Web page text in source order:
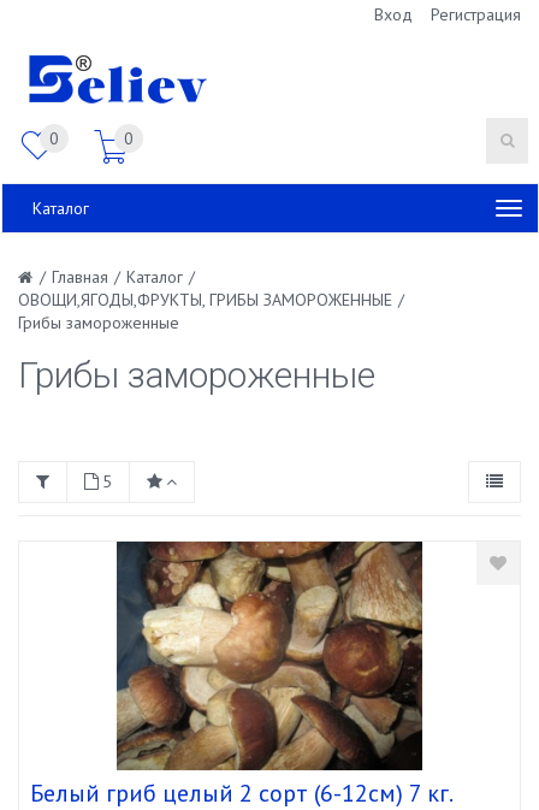
Вход Регистрация
0 0
Каталог
/ Главная / Каталог /
ОВОЩИ,ЯГОДЫ,ФРУКТЫ, ГРИБЫ ЗАМОРОЖЕННЫЕ /
Грибы замороженные
Грибы замороженные
5
Белый гриб целый 2 сорт (6-12см) 7 кг.